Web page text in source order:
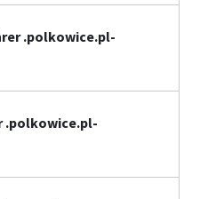
.polkowice.pl-
.polkowice.pl-